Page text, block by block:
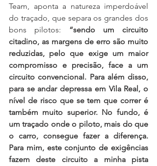
Team, aponta a natureza imperdoável
do traçado, que separa os grandes dos
bons pilotos: “sendo um circuito
citadino, as margens de erro são muito
reduzidas, pelo que exige um maior
compromisso e precisão, face a um
circuito convencional. Para além disso,
para se andar depressa em Vila Real, o
nível de risco que se tem que correr é
também muito superior. No fundo, é
um traçado onde o piloto, mais do que
o carro, consegue fazer a diferença.
Para mim, este conjunto de exigências
fazem deste circuito a minha pista